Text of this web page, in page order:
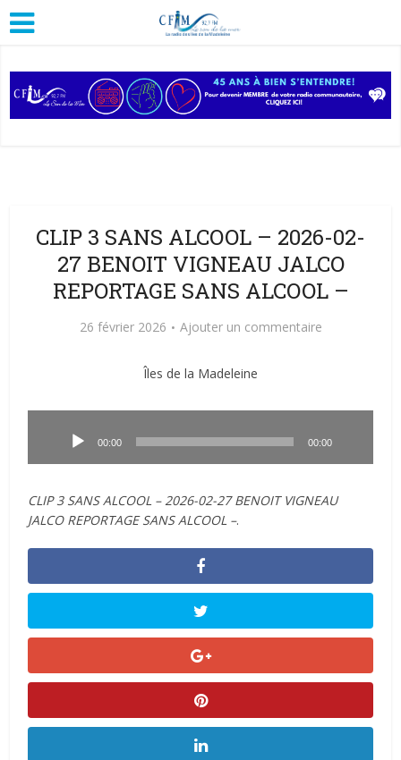
CLIP 3 SANS ALCOOL – 2026-02-
27 BENOIT VIGNEAU JALCO
REPORTAGE SANS ALCOOL –
26 février 2026 Ajouter un commentaire
Îles de la Madeleine
00:00 00:00
CLIP 3 SANS ALCOOL – 2026-02-27 BENOIT VIGNEAU
JALCO REPORTAGE SANS ALCOOL –.